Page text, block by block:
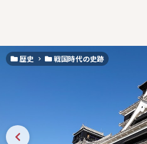
歴史 戦国時代の史跡